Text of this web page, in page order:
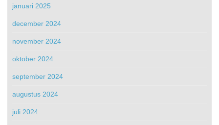
januari 2025
december 2024
november 2024
oktober 2024
september 2024
augustus 2024
juli 2024